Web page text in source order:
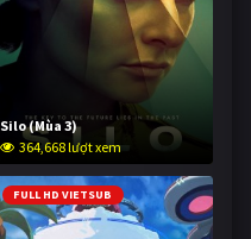
Silo (Mùa 3)
364,668 lượt xem
FULL HD VIETSUB